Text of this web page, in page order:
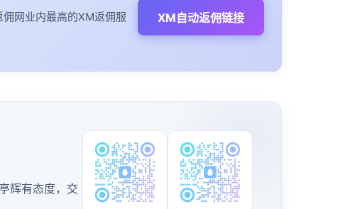
网业内最高的XM返佣服
XM自动返佣链接
辉有态度，交